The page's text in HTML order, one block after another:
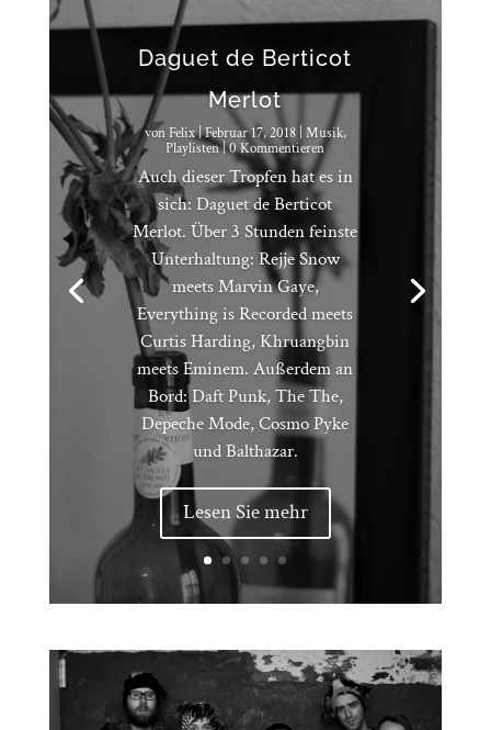
Daguet de Berticot
Merlot
vonFelix|Februar 17, 2018| Musik,
Playlisten| 0 Kommentieren
Auch dieser Tropfen hat es in
sich: Daguet de Berticot
Merlot. Über 3 Stunden feinste
Unterhaltung: Rejje Snow
meets Marvin Gaye,
Everything is Recorded meets
Curtis Harding, Khruangbin
meets Eminem. Außerdem an
Bord: Daft Punk, The The,
Depeche Mode, Cosmo Pyke
und Balthazar.
Lesen Sie mehr